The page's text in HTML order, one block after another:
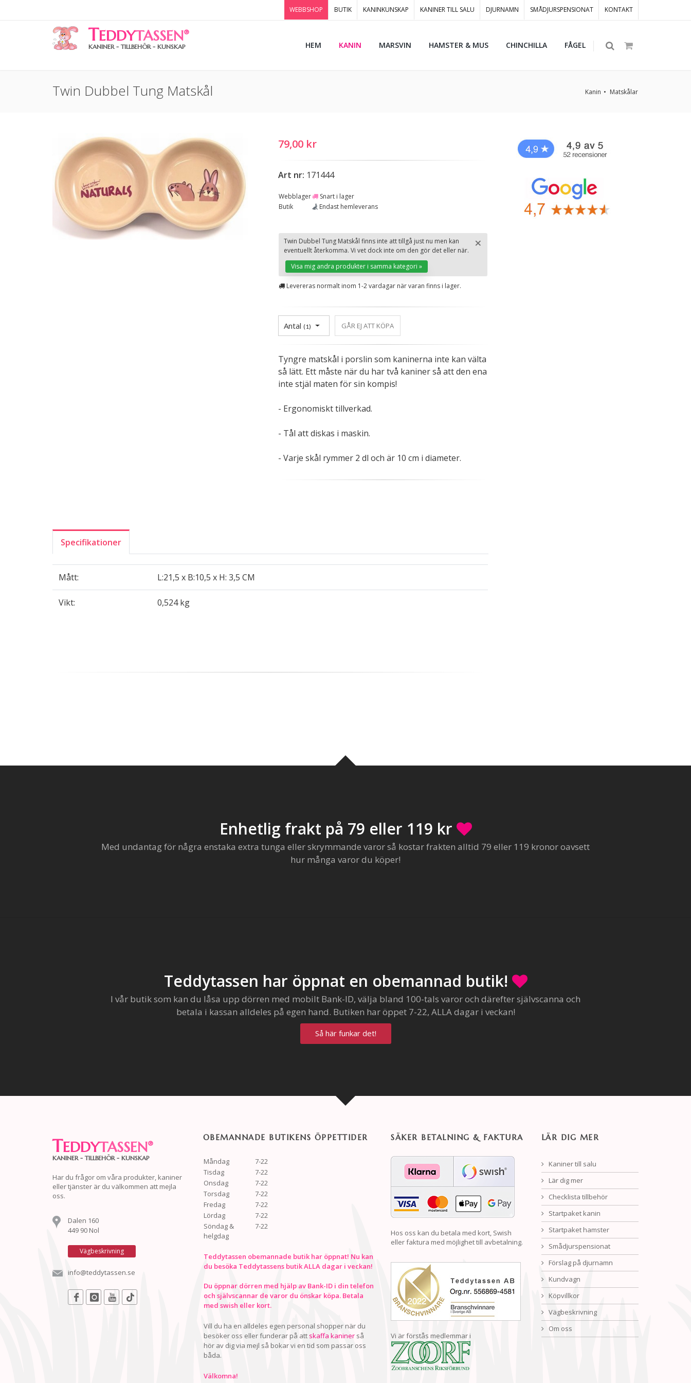
WEBBSHOP BUTIK KANINKUNSKAP KANINER TILL SALU DJURNAMN SMÅDJURSPENSIONAT KONTAKT
TEDDYTASSEN®
KANINER - TILLBEHÖR - KUNSKAP HEM KANIN MARSVIN HAMSTER & MUS CHINCHILLA FÅGEL
Twin Dubbel Tung Matskål Kanin Matskålar
79,00 kr
Art nr: 171444
Webblager
Snart i lager
Butik
Endast hemleverans
×
Twin Dubbel Tung Matskål finns inte att tillgå just nu men kan
eventuellt återkomma. Vi vet dock inte om den gör det eller när.
Visa mig andra produkter i samma kategori »
Levereras normalt inom 1-2 vardagar när varan finns i lager.
Antal (1) GÅR EJ ATT KÖPA
Tyngre matskål i porslin som kaninerna inte kan välta
så lätt. Ett måste när du har två kaniner så att den ena
inte stjäl maten för sin kompis!
- Ergonomiskt tillverkad.
- Tål att diskas i maskin.
- Varje skål rymmer 2 dl och är 10 cm i diameter.
Specifikationer
Mått: L:21,5 x B:10,5 x H: 3,5 CM
Vikt: 0,524 kg
Enhetlig frakt på 79 eller 119 kr
Med undantag för några enstaka extra tunga eller skrymmande varor så kostar frakten alltid 79 eller 119 kronor oavsett
hur många varor du köper!
Teddytassen har öppnat en obemannad butik!
I vår butik som kan du låsa upp dörren med mobilt Bank-ID, välja bland 100-tals varor och därefter självscanna och
betala i kassan alldeles på egen hand. Butiken har öppet 7-22, ALLA dagar i veckan!
Så här funkar det!
TEDDYTASSEN®
KANINER - TILLBEHÖR - KUNSKAP
Har du frågor om våra produkter, kaniner
eller tjänster är du välkommen att mejla
oss.
Dalen 160
449 90 Nol
Vägbeskrivning
info@teddytassen.se
OBEMANNADE BUTIKENS ÖPPETTIDER
Måndag
7-22
Tisdag
7-22
Onsdag
7-22
Torsdag
7-22
Fredag
7-22
Lördag
7-22
Söndag &
helgdag
7-22
Teddytassen obemannade butik har öppnat! Nu kan
du besöka Teddytassens butik ALLA dagar i veckan!
Du öppnar dörren med hjälp av Bank-ID i din telefon
och självscannar de varor du önskar köpa. Betala
med swish eller kort.
Vill du ha en alldeles egen personal shopper när du
besöker oss eller funderar på att skaffa kaninerså
hör av dig via mejl så bokar vi en tid som passar oss
båda.
Välkomna!
SÄKER BETALNING & FAKTURA
Hos oss kan du betala med kort, Swish
eller faktura med möjlighet till avbetalning.
Vi är förstås medlemmar i
LÄR DIG MER
Kaniner till salu
Lär dig mer
Checklista tillbehör
Startpaket kanin
Startpaket hamster
Smådjurspensionat
Förslag på djurnamn
Kundvagn
Köpvillkor
Vägbeskrivning
Om oss